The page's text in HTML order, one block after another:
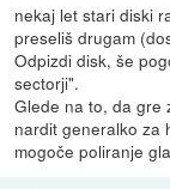
nekaj let stari diski
preseliš drugam
Odpizdi disk, še
sectorji".
Glede na to, da gre
nardit generalko za
mogoče poliranje